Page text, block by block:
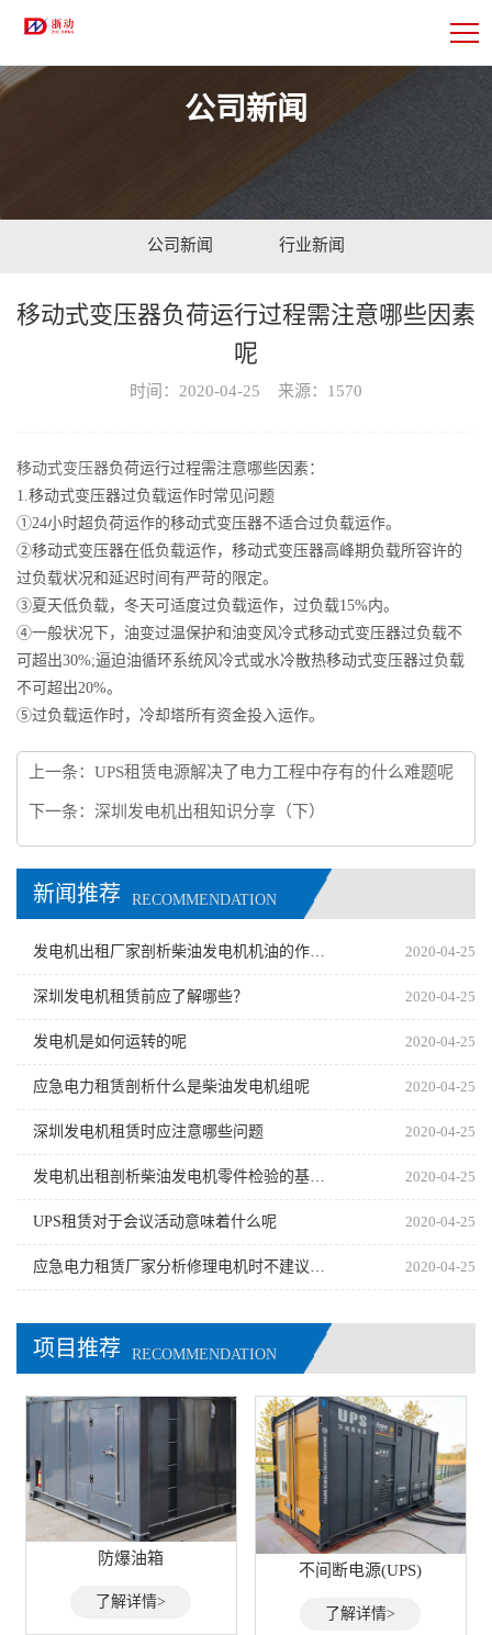
公司新闻
公司新闻 行业新闻
移动式变压器负荷运行过程需注意哪些因素
呢
时间：2020-04-25 来源：1570
移动式变压器负荷运行过程需注意哪些因素：
1.移动式变压器过负载运作时常见问题
①24小时超负荷运作的移动式变压器不适合过负载运作。
②移动式变压器在低负载运作，移动式变压器高峰期负载所容许的
过负载状况和延迟时间有严苛的限定。
③夏天低负载，冬天可适度过负载运作，过负载15%内。
④一般状况下，油变过温保护和油变风冷式移动式变压器过负载不
可超出30%;逼迫油循环系统风冷式或水冷散热移动式变压器过负载
不可超出20%。
⑤过负载运作时，冷却塔所有资金投入运作。
上一条： UPS租赁电源解决了电力工程中存有的什么难题呢
下一条： 深圳发电机出租知识分享（下）
新闻推荐 RECOMMENDATION
发电机出租厂家剖析柴油发电机机油的作用有哪些 2020-04-25
深圳发电机租赁前应了解哪些？ 2020-04-25
发电机是如何运转的呢 2020-04-25
应急电力租赁剖析什么是柴油发电机组呢 2020-04-25
深圳发电机租赁时应注意哪些问题 2020-04-25
发电机出租剖析柴油发电机零件检验的基本原则有哪些 2020-04-25
UPS租赁对于会议活动意味着什么呢 2020-04-25
应急电力租赁厂家分析修理电机时不建议随意更换零件 2020-04-25
项目推荐 RECOMMENDATION
防爆油箱
了解详情>
不间断电源(UPS)
了解详情>